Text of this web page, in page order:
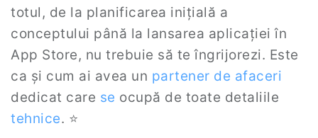
totul, de la planificarea inițială a
conceptului până la lansarea aplicației în
App Store, nu trebuie să te îngrijorezi. Este
ca și cum ai avea un partener de afaceri
dedicat care se ocupă de toate detaliile
tehnice. ⭐